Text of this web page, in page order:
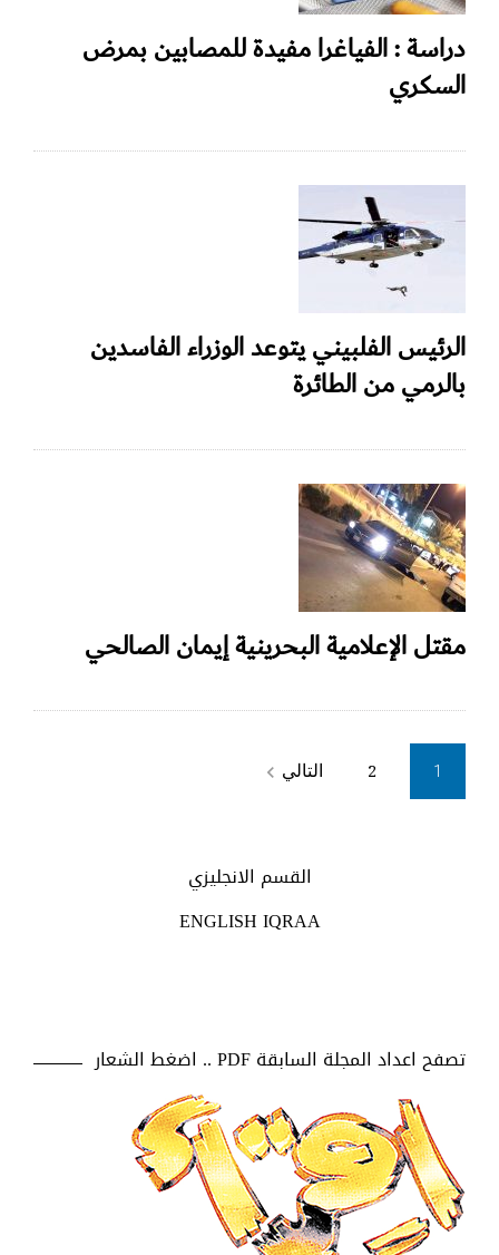
دراسة : الفياغرا مفيدة للمصابين بمرض
السكري
الرئيس الفلبيني يتوعد الوزراء الفاسدين
بالرمي من الطائرة
مقتل الإعلامية البحرينية إيمان الصالحي
pagination
1
2 التالي navigate_next
القسم الانجليزي
ENGLISH IQRAA
تصفح اعداد المجلة السابقة PDF .. اضغط الشعار